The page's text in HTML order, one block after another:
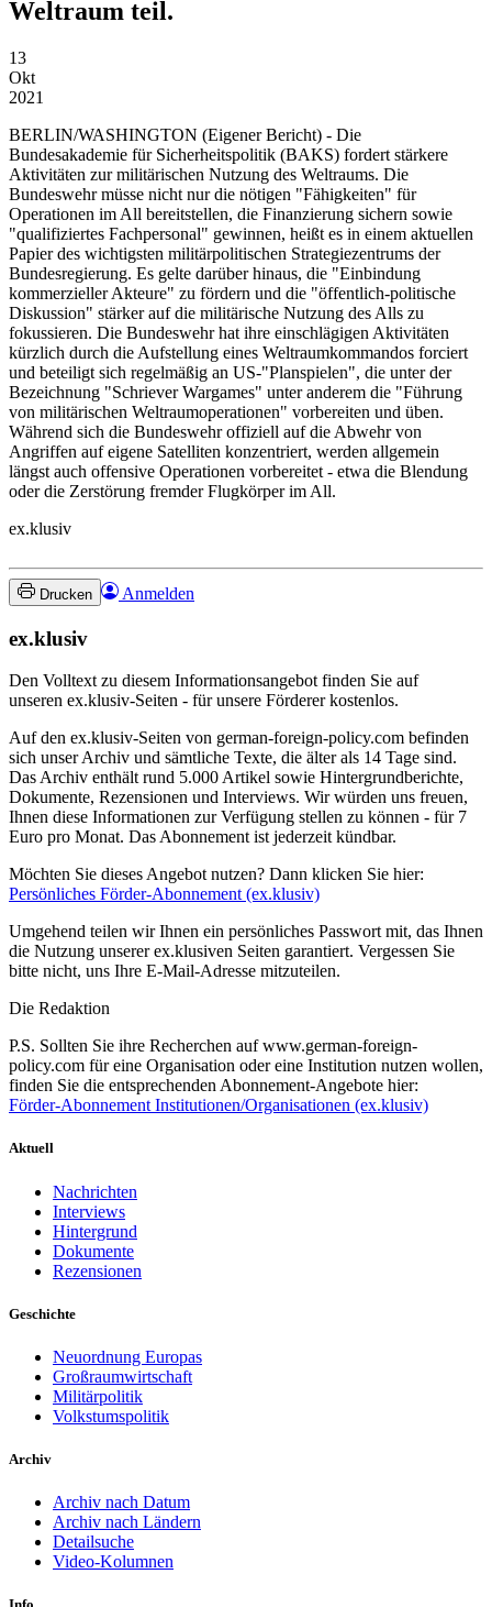
Weltraum teil.
13
Okt
2021
BERLIN/WASHINGTON (Eigener Bericht) - Die
Bundesakademie für Sicherheitspolitik (BAKS) fordert stärkere
Aktivitäten zur militärischen Nutzung des Weltraums. Die
Bundeswehr müsse nicht nur die nötigen "Fähigkeiten" für
Operationen im All bereitstellen, die Finanzierung sichern sowie
"qualifiziertes Fachpersonal" gewinnen, heißt es in einem aktuellen
Papier des wichtigsten militärpolitischen Strategiezentrums der
Bundesregierung. Es gelte darüber hinaus, die "Einbindung
kommerzieller Akteure" zu fördern und die "öffentlich-politische
Diskussion" stärker auf die militärische Nutzung des Alls zu
fokussieren. Die Bundeswehr hat ihre einschlägigen Aktivitäten
kürzlich durch die Aufstellung eines Weltraumkommandos forciert
und beteiligt sich regelmäßig an US-"Planspielen", die unter der
Bezeichnung "Schriever Wargames" unter anderem die "Führung
von militärischen Weltraumoperationen" vorbereiten und üben.
Während sich die Bundeswehr offiziell auf die Abwehr von
Angriffen auf eigene Satelliten konzentriert, werden allgemein
längst auch offensive Operationen vorbereitet - etwa die Blendung
oder die Zerstörung fremder Flugkörper im All.
ex.klusiv
Drucken Anmelden
ex.klusiv
Den Volltext zu diesem Informationsangebot finden Sie auf
unseren ex.klusiv-Seiten - für unsere Förderer kostenlos.
Auf den ex.klusiv-Seiten von german-foreign-policy.com befinden
sich unser Archiv und sämtliche Texte, die älter als 14 Tage sind.
Das Archiv enthält rund 5.000 Artikel sowie Hintergrundberichte,
Dokumente, Rezensionen und Interviews. Wir würden uns freuen,
Ihnen diese Informationen zur Verfügung stellen zu können - für 7
Euro pro Monat. Das Abonnement ist jederzeit kündbar.
Möchten Sie dieses Angebot nutzen? Dann klicken Sie hier:
Persönliches Förder-Abonnement (ex.klusiv)
Umgehend teilen wir Ihnen ein persönliches Passwort mit, das Ihnen
die Nutzung unserer ex.klusiven Seiten garantiert. Vergessen Sie
bitte nicht, uns Ihre E-Mail-Adresse mitzuteilen.
Die Redaktion
P.S. Sollten Sie ihre Recherchen auf www.german-foreign-
policy.com für eine Organisation oder eine Institution nutzen wollen,
finden Sie die entsprechenden Abonnement-Angebote hier:
Förder-Abonnement Institutionen/Organisationen (ex.klusiv)
Aktuell
Nachrichten
Interviews
Hintergrund
Dokumente
Rezensionen
Geschichte
Neuordnung Europas
Großraumwirtschaft
Militärpolitik
Volkstumspolitik
Archiv
Archiv nach Datum
Archiv nach Ländern
Detailsuche
Video-Kolumnen